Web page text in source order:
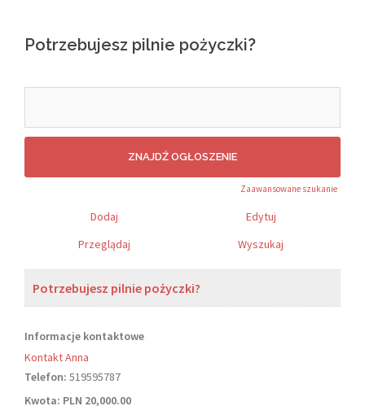
Potrzebujesz pilnie pożyczki?
Zaawansowane szukanie
Dodaj
Edytuj
Przeglądaj
Wyszukaj
Potrzebujesz pilnie pożyczki?
Informacje kontaktowe
Kontakt Anna
Telefon: 519595787
Kwota: PLN 20,000.00